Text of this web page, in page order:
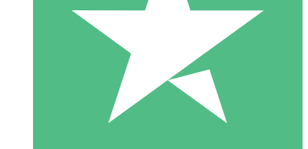
Paga según el uso con créditos de descarga. Sin compromiso
10 00